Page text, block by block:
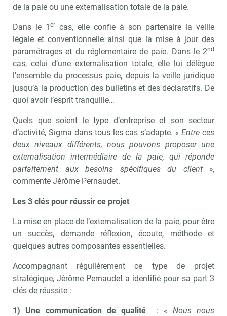
de la paie ou une externalisation totale de la paie.
Dans le 1 er cas, elle confie à son partenaire la veille
légale et conventionnelle ainsi que la mise à jour des
paramétrages et du réglementaire de paie. Dans le 2nd
cas, celui d’une externalisation totale, elle lui délègue
l’ensemble du processus paie, depuis la veille juridique
jusqu’à la production des bulletins et des déclaratifs. De
quoi avoir l’esprit tranquille…
Quels que soient le type d’entreprise et son secteur
d’activité, Sigma dans tous les cas s’adapte. « Entre ces
deux niveaux différents, nous pouvons proposer une
externalisation intermédiaire de la paie, qui réponde
parfaitement aux besoins spécifiques du client »,
commente Jérôme Pernaudet.
Les 3 clés pour réussir ce projet
La mise en place de l’externalisation de la paie, pour être
un succès, demande réflexion, écoute, méthode et
quelques autres composantes essentielles.
Accompagnant régulièrement ce type de projet
stratégique, Jérôme Pernaudet a identifié pour sa part 3
clés de réussite :
1) Une communication de qualité : « Nous nous